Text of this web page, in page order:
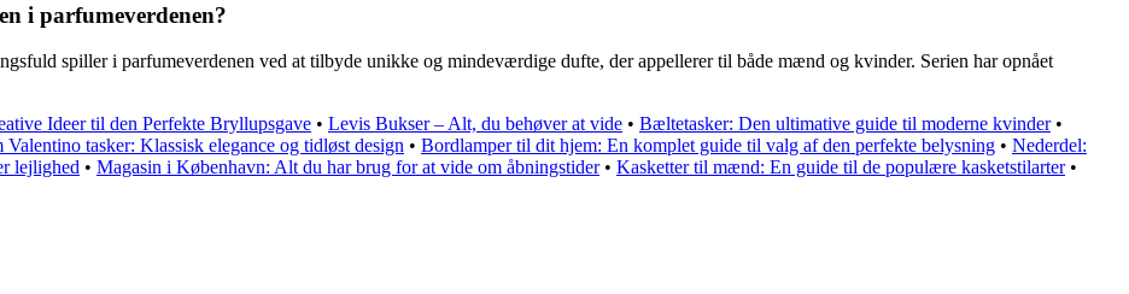
i parfumeverdenen?
spiller i parfumeverdenen ved at tilbyde unikke og mindeværdige dufte, der appellerer til både mænd og kvinder. Serien har opnået
Ideer til den Perfekte Bryllupsgave • Levis Bukser – Alt, du behøver at vide • Bæltetasker: Den ultimative guide til moderne kvinder•
Valentino tasker: Klassisk elegance og tidløst design • Bordlamper til dit hjem: En komplet guide til valg af den perfekte belysning • Nederdel:
lejlighed • Magasin i København: Alt du har brug for at vide om åbningstider• Kasketter til mænd: En guide til de populære kasketstilarter•